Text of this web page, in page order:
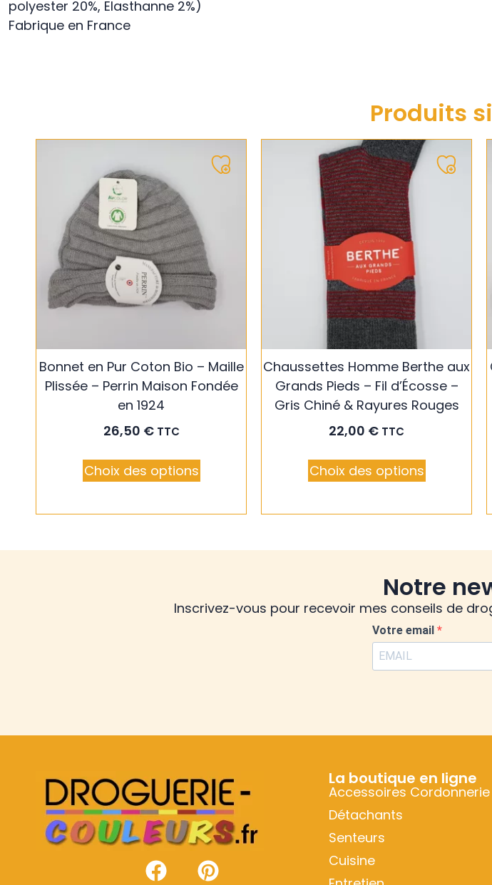
polyester 20%, Elasthanne 2%)
Fabrique en France
Produits
Bonnet en Pur Coton Bio – Maille
Plissée – Perrin Maison Fondée
en 1924
26,50 € TTC
Choix des options
Ajouter
Chaussettes Homme Berthe aux
Grands Pieds – Fil d’Écosse –
Gris Chiné & Rayures Rouges
22,00 € TTC
Choix des options
Ajouter
Notre
Inscrivez-vous pour recevoir mes conseils de
Votre email
La boutique en ligne
Accessoires Cordonnerie
Détachants
Senteurs
Cuisine